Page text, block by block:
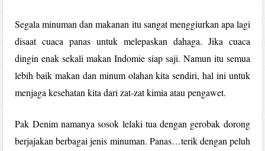
Segala minuman dan makanan itu sangat menggiurkan apa lagi
disaat cuaca panas untuk melepaskan dahaga. Jika cuaca
dingin enak sekali makan Indomie siap saji. Namun itu semua
lebih baik makan dan minum olahan kita sendiri, hal ini untuk
menjaga kesehatan kita dari zat-zat kimia atau pengawet.
Pak Denim namanya sosok lelaki tua dengan gerobak dorong
berjajakan berbagai jenis minuman. Panas…terik dengan peluh